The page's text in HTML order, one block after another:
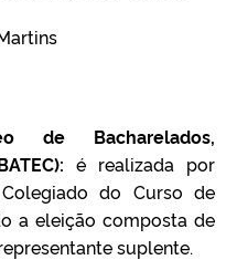
de Bacharelados,
é realizada por
do Curso de
a eleição composta de
suplente.